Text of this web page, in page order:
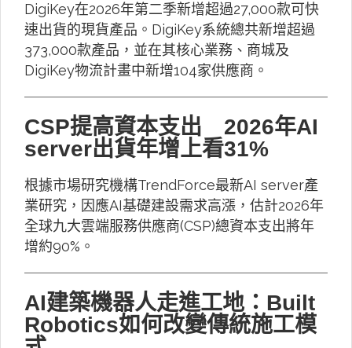
DigiKey在2026年第二季新增超過27,000款可快
速出貨的現貨產品。DigiKey系統總共新增超過
373,000款產品，並在其核心業務、商城及
DigiKey物流計畫中新增104家供應商。
CSP提高資本支出 2026年AI
server出貨年增上看31%
根據市場研究機構TrendForce最新AI server產
業研究，因應AI基礎建設需求高漲，估計2026年
全球九大雲端服務供應商(CSP)總資本支出將年
增約90%。
AI建築機器人走進工地：Built
Robotics如何改變傳統施工模